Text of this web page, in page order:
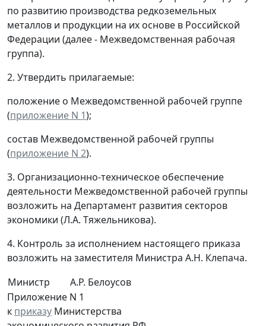
по развитию производства редкоземельных
металлов и продукции на их основе в Российской
Федерации (далее - Межведомственная рабочая
группа).
2. Утвердить прилагаемые:
положение о Межведомственной рабочей группе
(приложение N 1);
состав Межведомственной рабочей группы
(приложение N 2).
3. Организационно-техническое обеспечение
деятельности Межведомственной рабочей группы
возложить на Департамент развития секторов
экономики (Л.А. Тяжельникова).
4. Контроль за исполнением настоящего приказа
возложить на заместителя Министра А.Н. Клепача.
Министр
А.Р. Белоусов
Приложение N 1
к приказу Министерства